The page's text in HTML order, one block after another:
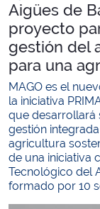
Aigües de
proyecto
gestión del
para una
MAGO es el
la iniciativa
que desarrollará
gestión
agricultura
de una iniciativa
Tecnológico del
formado por 10